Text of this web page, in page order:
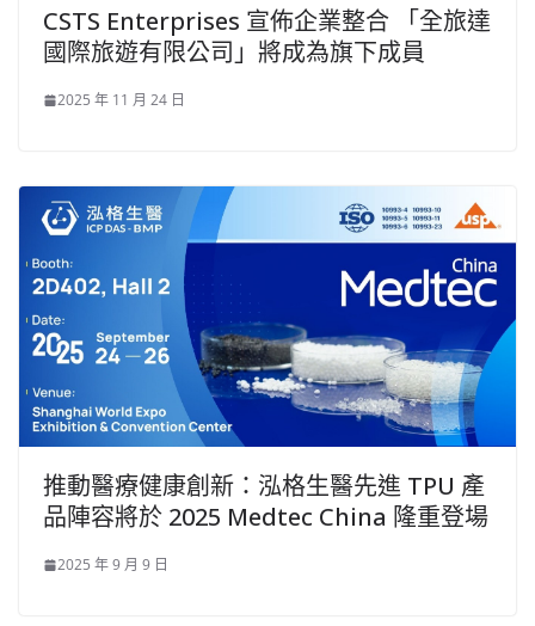
CSTS Enterprises 宣佈企業整合 「全旅達
國際旅遊有限公司」將成為旗下成員
2025 年 11 月 24 日
推動醫療健康創新：泓格生醫先進 TPU 產
品陣容將於 2025 Medtec China 隆重登場
2025 年 9 月 9 日